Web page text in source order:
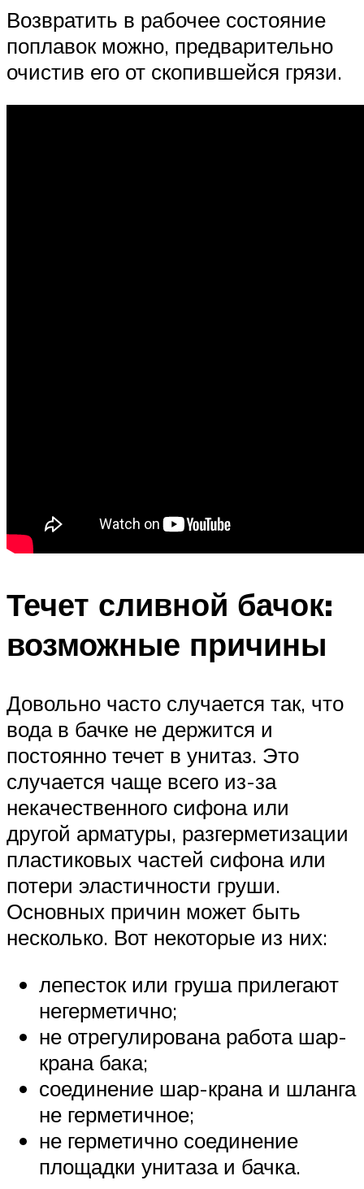
Возвратить в рабочее состояние
поплавок можно, предварительно
очистив его от скопившейся грязи.
Течет сливной бачок:
возможные причины
Довольно часто случается так, что
вода в бачке не держится и
постоянно течет в унитаз. Это
случается чаще всего из-за
некачественного сифона или
другой арматуры, разгерметизации
пластиковых частей сифона или
потери эластичности груши.
Основных причин может быть
несколько. Вот некоторые из них:
лепесток или груша прилегают
негерметично;
не отрегулирована работа шар-
крана бака;
соединение шар-крана и шланга
не герметичное;
не герметично соединение
площадки унитаза и бачка.